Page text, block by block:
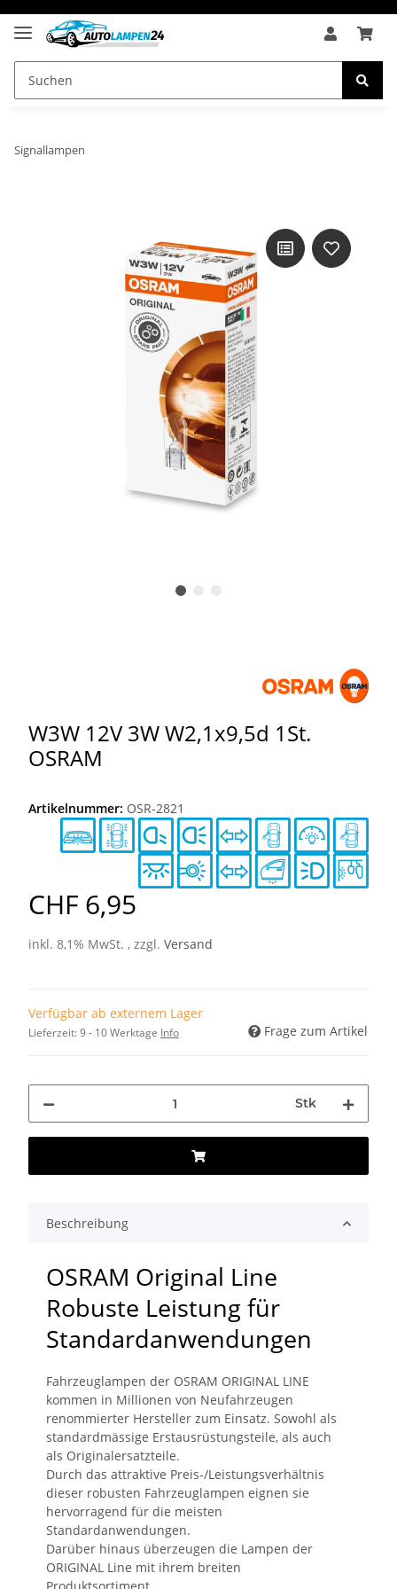
Signallampen
W3W 12V 3W W2,1x9,5d 1St.
OSRAM
Artikelnummer: OSR-2821
CHF 6,95
inkl. 8,1% MwSt. , zzgl. Versand
Verfügbar ab externem Lager
Lieferzeit:9 - 10 Werktage Info Frage zum Artikel
Stk
Beschreibung
OSRAM Original Line
Robuste Leistung für
Standardanwendungen
Fahrzeuglampen der OSRAM ORIGINAL LINE
kommen in Millionen von Neufahrzeugen
renommierter Hersteller zum Einsatz. Sowohl als
standardmässige Erstausrüstungsteile, als auch
als Originalersatzteile.
Durch das attraktive Preis-/Leistungsverhältnis
dieser robusten Fahrzeuglampen eignen sie
hervorragend für die meisten
Standardanwendungen.
Darüber hinaus überzeugen die Lampen der
ORIGINAL Line mit ihrem breiten